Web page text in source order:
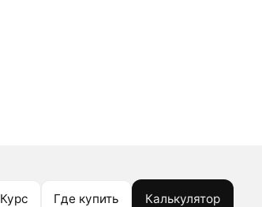
Курс Где купить Калькулятор